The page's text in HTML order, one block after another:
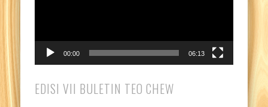
00:00 06:13
EDISI VII BULETIN TEO CHEW